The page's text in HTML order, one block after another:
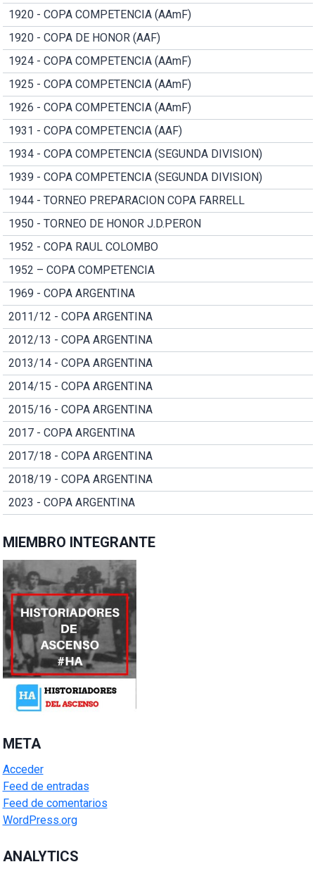
1920 - COPA COMPETENCIA (AAmF)
1920 - COPA DE HONOR (AAF)
1924 - COPA COMPETENCIA (AAmF)
1925 - COPA COMPETENCIA (AAmF)
1926 - COPA COMPETENCIA (AAmF)
1931 - COPA COMPETENCIA (AAF)
1934 - COPA COMPETENCIA (SEGUNDA DIVISION)
1939 - COPA COMPETENCIA (SEGUNDA DIVISION)
1944 - TORNEO PREPARACION COPA FARRELL
1950 - TORNEO DE HONOR J.D.PERON
1952 - COPA RAUL COLOMBO
1952 – COPA COMPETENCIA
1969 - COPA ARGENTINA
2011/12 - COPA ARGENTINA
2012/13 - COPA ARGENTINA
2013/14 - COPA ARGENTINA
2014/15 - COPA ARGENTINA
2015/16 - COPA ARGENTINA
2017 - COPA ARGENTINA
2017/18 - COPA ARGENTINA
2018/19 - COPA ARGENTINA
2023 - COPA ARGENTINA
MIEMBRO INTEGRANTE
META
Acceder
Feed de entradas
Feed de comentarios
WordPress.org
ANALYTICS